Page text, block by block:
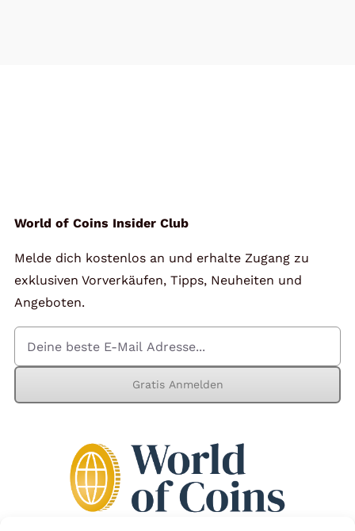
World of Coins Insider Club
Melde dich kostenlos an und erhalte Zugang zu
exklusiven Vorverkäufen, Tipps, Neuheiten und
Angeboten.
Gratis Anmelden